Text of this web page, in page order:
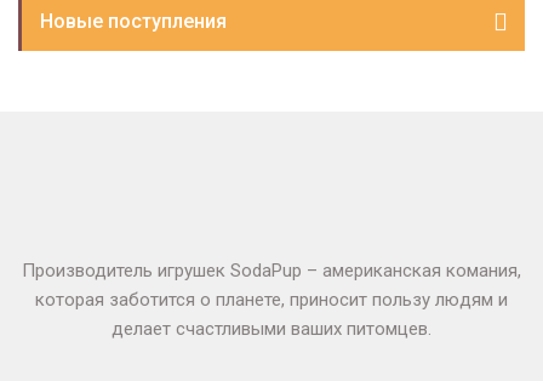
Новые поступления
Производитель игрушек SodaPup – американская комания,
которая заботится о планете, приносит пользу людям и
делает счастливыми ваших питомцев.